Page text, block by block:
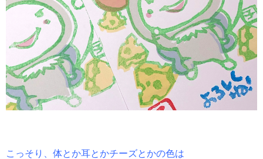
こっそり、体とか耳とかチーズとかの色は